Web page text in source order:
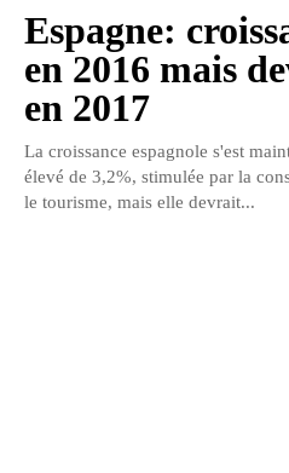
Espagne:
en 2016 mais
en 2017
La croissance espagnole s'est
élevé de 3,2%, stimulée par la
le tourisme, mais elle devrait...